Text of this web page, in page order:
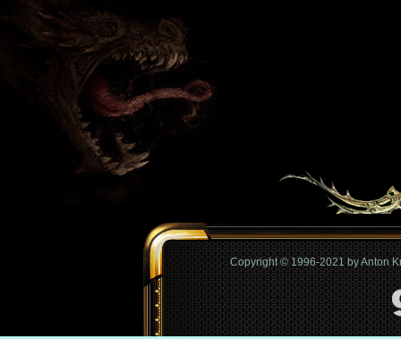
Copyright © 1996-2021 by Anton